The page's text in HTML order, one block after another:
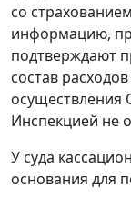
со
информацию,
подтверждают
состав
Инспекцией не
У суда
основания для